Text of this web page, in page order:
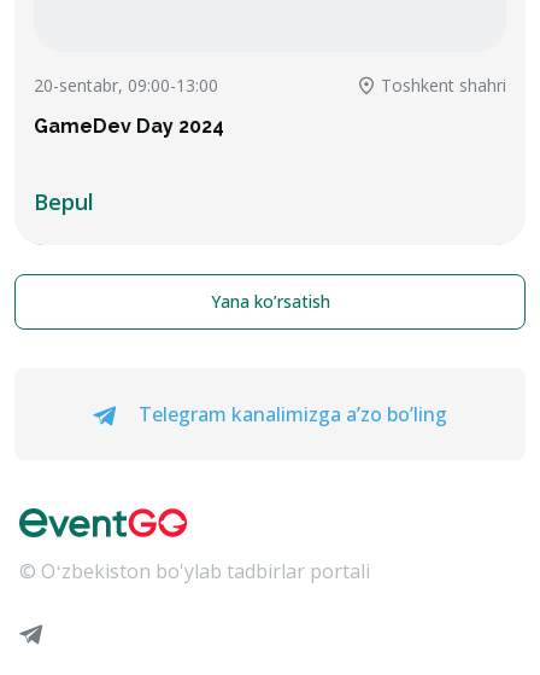
20-sentabr, 09:00-13:00
Toshkent shahri
GameDev Day 2024
Bepul
Yana ko’rsatish
Telegram kanalimizga a’zo bo’ling
© Oʻzbekiston bo'ylab tadbirlar portali